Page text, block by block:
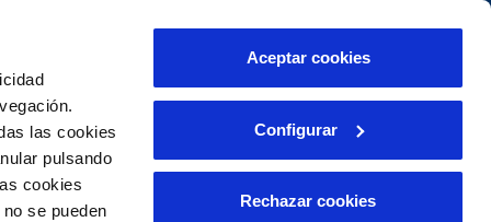
las cookies
pulsando
cookies
se pueden
Aceptar cookies
Configurar
Rechazar cookies
INCIDENCIAS
Comunica anomalías o posibles
PORTAL DE TRANSPARENCIA
Área de clientes